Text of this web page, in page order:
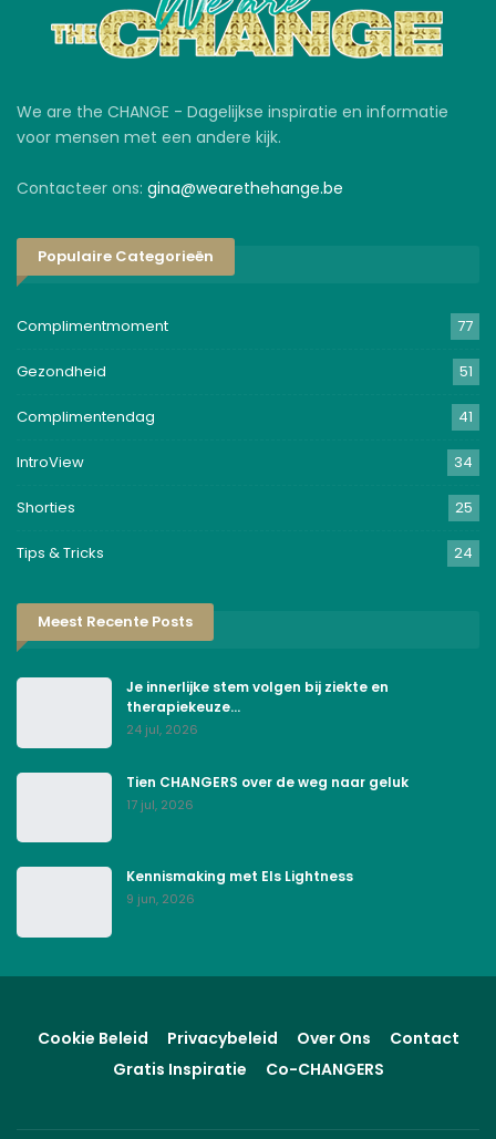
We are the CHANGE - Dagelijkse inspiratie en informatie
voor mensen met een andere kijk.
Contacteer ons: gina@wearethehange.be
Populaire Categorieën
Complimentmoment 77
Gezondheid 51
Complimentendag 41
IntroView 34
Shorties 25
Tips & Tricks 24
Meest Recente Posts
Je innerlijke stem volgen bij ziekte en
therapiekeuze…
24 jul, 2026
Tien CHANGERS over de weg naar geluk
17 jul, 2026
Kennismaking met Els Lightness
9 jun, 2026
Cookie Beleid Privacybeleid Over Ons
Contact
Gratis Inspiratie
Co-CHANGERS